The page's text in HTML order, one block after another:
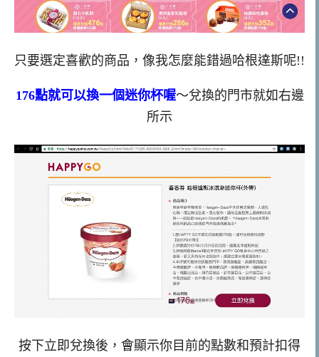
只要選定喜歡的商品，像我怎麼能錯過哈根達斯呢!!
176點就可以換一個迷你杯喔～兌換的門市就如右邊
所示
按下立即兌換後，會顯示你目前的點數和預計扣得